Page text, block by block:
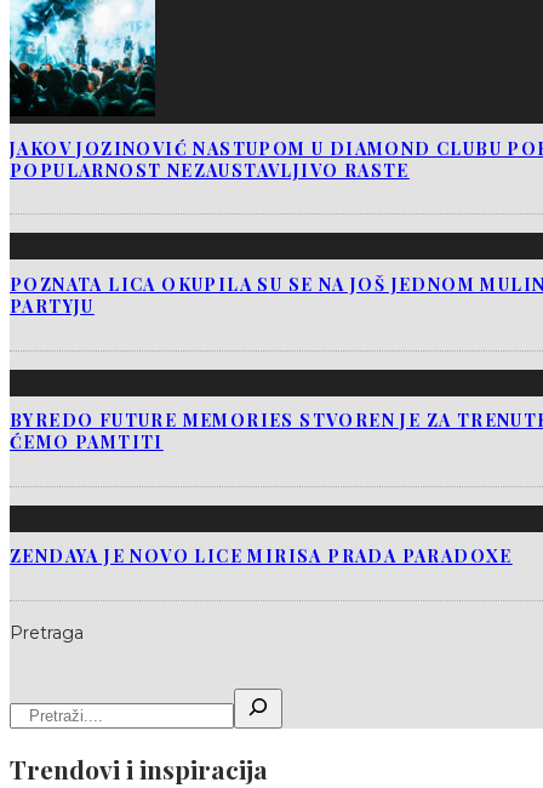
JAKOV JOZINOVIĆ NASTUPOM U DIAMOND CLUBU
POPULARNOST NEZAUSTAVLJIVO RASTE
POZNATA LICA OKUPILA SU SE NA JOŠ JEDNOM
PARTYJU
BYREDO FUTURE MEMORIES STVOREN JE ZA
ĆEMO PAMTITI
ZENDAYA JE NOVO LICE MIRISA PRADA PARADOXE
Pretraga
Trendovi i inspiracija